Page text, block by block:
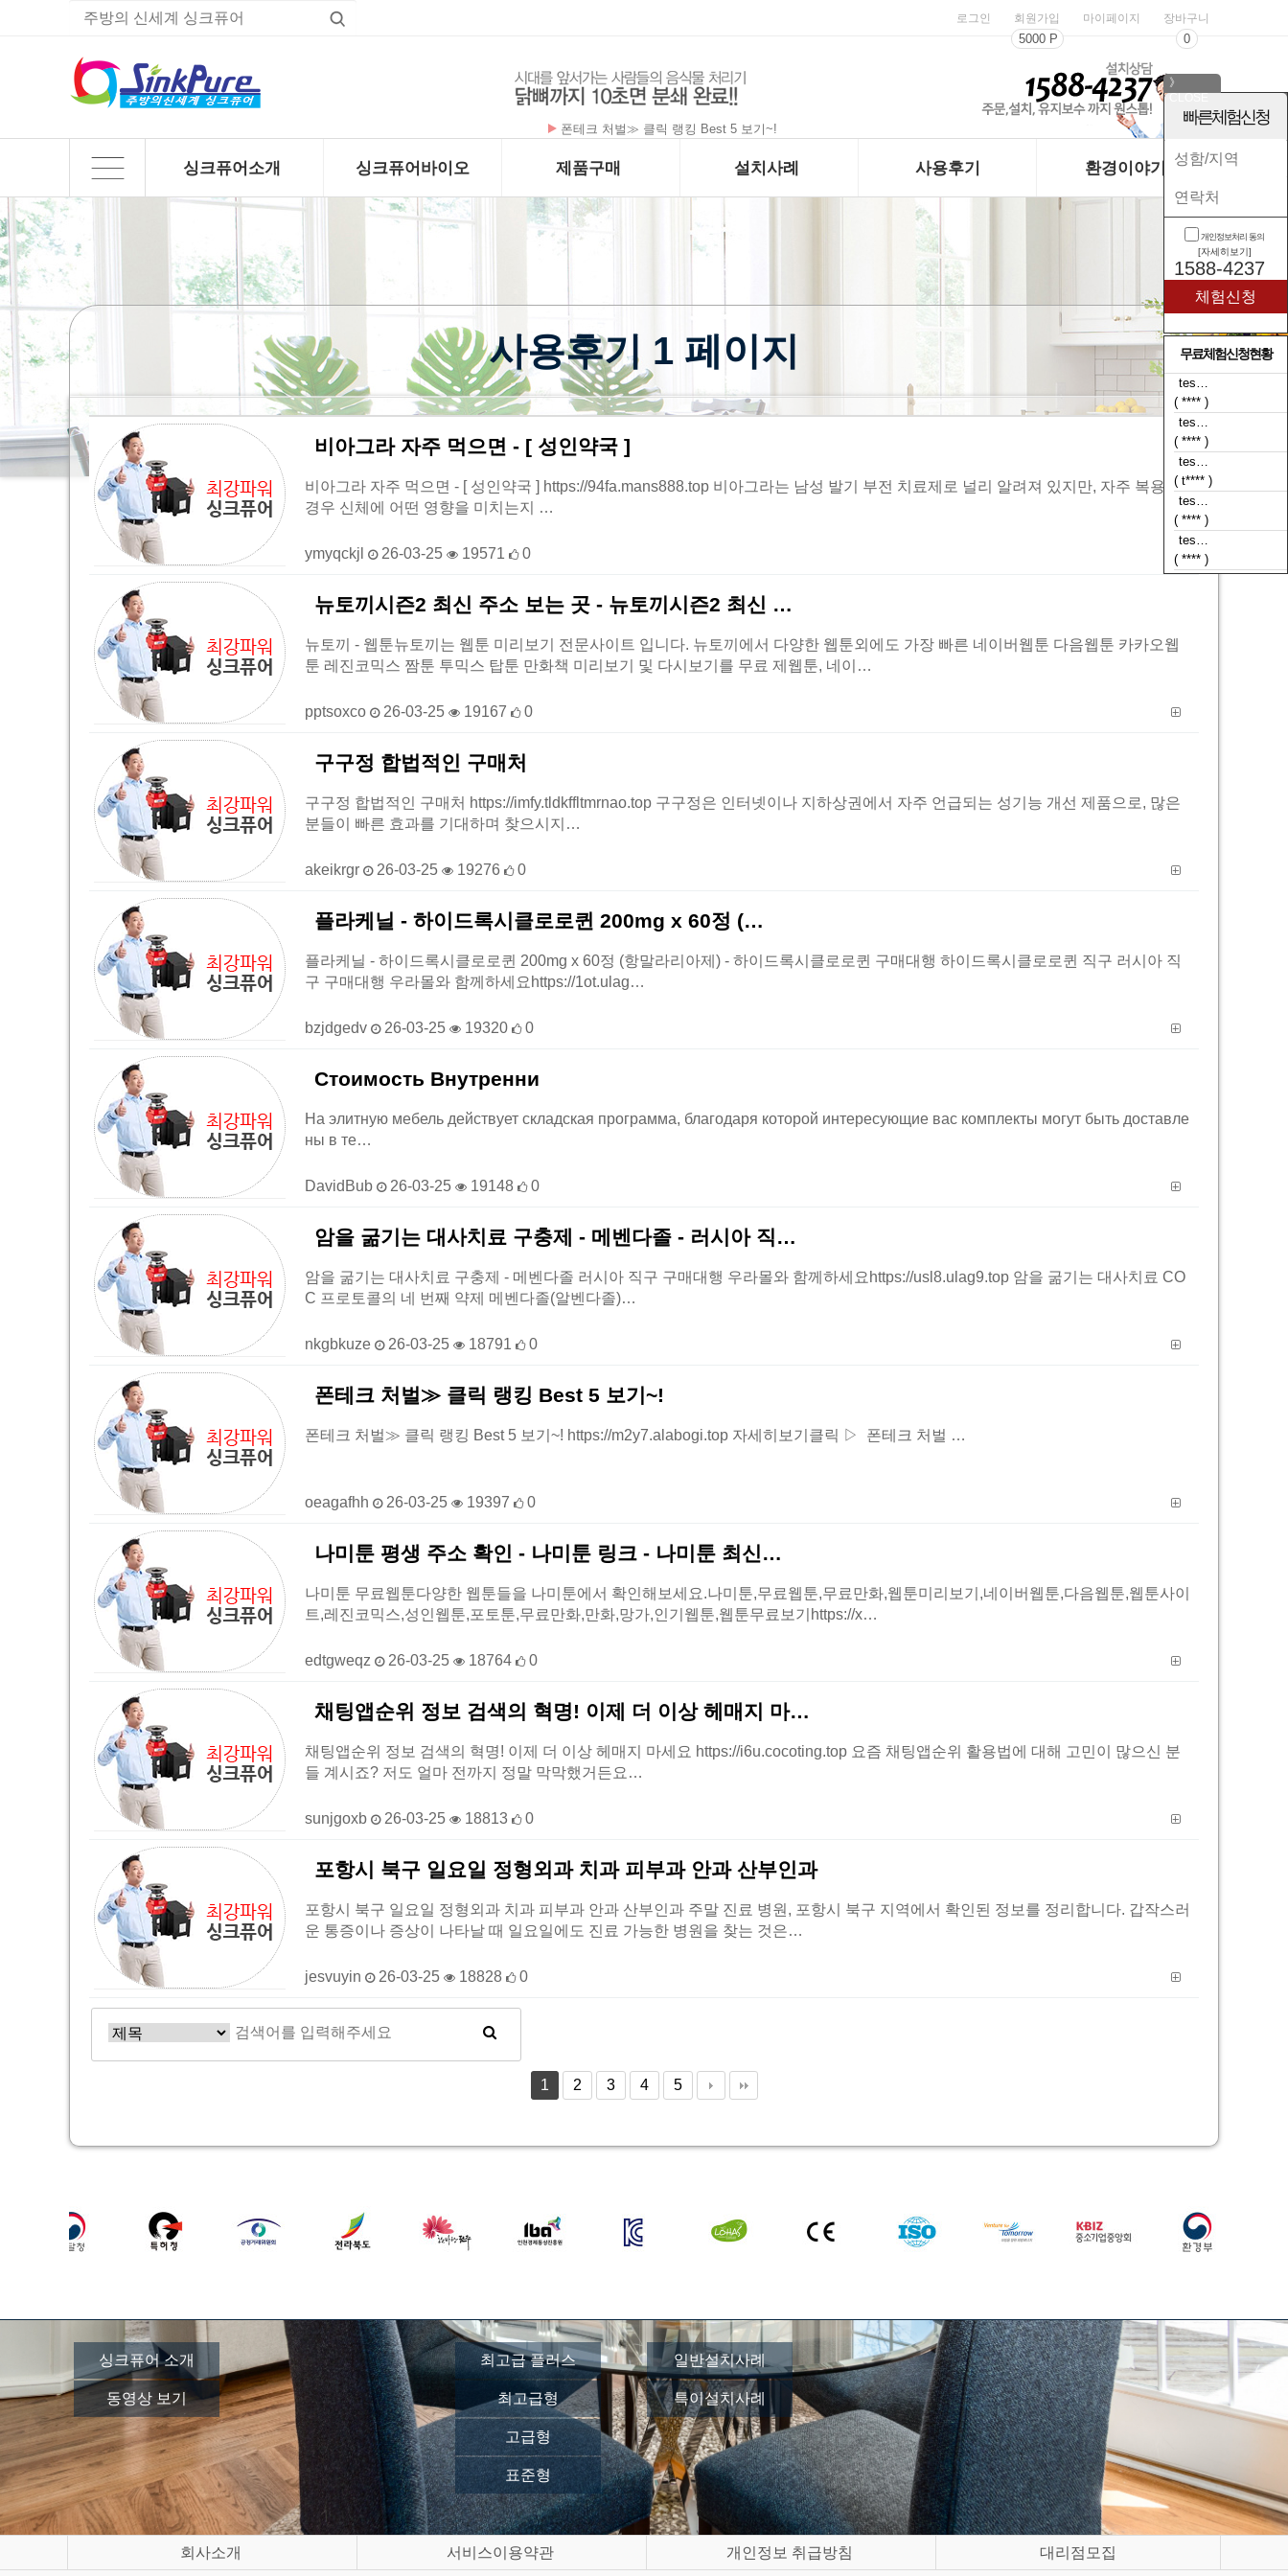
로그인 회원가입
5000 P
마이페이지 장바구니
0
폰테크 처벌≫ 클릭 랭킹 Best 5 보기~!
싱크퓨어소개 싱크퓨어바이오
제품구매
하위분류
설치사례
하위분류
사용후기 환경이야기
사용후기 1 페이지
비아그라 자주 먹으면 - [ 성인약국 ]
비아그라 자주 먹으면 - [ 성인약국 ] https://94fa.mans888.top 비아그라는 남성 발기 부전 치료제로 널리 알려져 있지만, 자주 복용할
경우 신체에 어떤 영향을 미치는지 …
ymyqckjl 26-03-25 19571 0
뉴토끼시즌2 최신 주소 보는 곳 - 뉴토끼시즌2 최신 …
뉴토끼 - 웹툰뉴토끼는 웹툰 미리보기 전문사이트 입니다. 뉴토끼에서 다양한 웹툰외에도 가장 빠른 네이버웹툰 다음웹툰 카카오웹
툰 레진코믹스 짬툰 투믹스 탑툰 만화책 미리보기 및 다시보기를 무료 제웹툰, 네이…
pptsoxco 26-03-25 19167 0
구구정 합법적인 구매처
구구정 합법적인 구매처 https://imfy.tldkffltmrnao.top 구구정은 인터넷이나 지하상권에서 자주 언급되는 성기능 개선 제품으로, 많은
분들이 빠른 효과를 기대하며 찾으시지…
akeikrgr 26-03-25 19276 0
플라케닐 - 하이드록시클로로퀸 200mg x 60정 (…
플라케닐 - 하이드록시클로로퀸 200mg x 60정 (항말라리아제) - 하이드록시클로로퀸 구매대행 하이드록시클로로퀸 직구 러시아 직
구 구매대행 우라몰와 함께하세요https://1ot.ulag…
bzjdgedv 26-03-25 19320 0
Стоимость Внутренни
На элитную мебель действует складская программа, благодаря которой интересующие вас комплекты могут быть доставле
ны в те…
DavidBub 26-03-25 19148 0
암을 굶기는 대사치료 구충제 - 메벤다졸 - 러시아 직…
암을 굶기는 대사치료 구충제 - 메벤다졸 러시아 직구 구매대행 우라몰와 함께하세요https://usl8.ulag9.top 암을 굶기는 대사치료 CO
C 프로토콜의 네 번째 약제 메벤다졸(알벤다졸)…
nkgbkuze 26-03-25 18791 0
폰테크 처벌≫ 클릭 랭킹 Best 5 보기~!
폰테크 처벌≫ 클릭 랭킹 Best 5 보기~! https://m2y7.alabogi.top 자세히보기클릭 ▷ 폰테크 처벌 …
oeagafhh 26-03-25 19397 0
나미툰 평생 주소 확인 - 나미툰 링크 - 나미툰 최신…
나미툰 무료웹툰다양한 웹툰들을 나미툰에서 확인해보세요.나미툰,무료웹툰,무료만화,웹툰미리보기,네이버웹툰,다음웹툰,웹툰사이
트,레진코믹스,성인웹툰,포토툰,무료만화,만화,망가,인기웹툰,웹툰무료보기https://x…
edtgweqz 26-03-25 18764 0
채팅앱순위 정보 검색의 혁명! 이제 더 이상 헤매지 마…
채팅앱순위 정보 검색의 혁명! 이제 더 이상 헤매지 마세요 https://i6u.cocoting.top 요즘 채팅앱순위 활용법에 대해 고민이 많으신 분
들 계시죠? 저도 얼마 전까지 정말 막막했거든요…
sunjgoxb 26-03-25 18813 0
포항시 북구 일요일 정형외과 치과 피부과 안과 산부인과
포항시 북구 일요일 정형외과 치과 피부과 안과 산부인과 주말 진료 병원, 포항시 북구 지역에서 확인된 정보를 정리합니다. 갑작스러
운 통증이나 증상이 나타날 때 일요일에도 진료 가능한 병원을 찾는 것은…
jesvuyin 26-03-25 18828 0
1 2 3 4 5
싱크퓨어 소개
동영상 보기
최고급 플러스
최고급형
고급형
표준형
일반설치사례
특이설치사례
회사소개 서비스이용약관 개인정보 취급방침 대리점모집
》
빠른체험신청
개인정보처리 동의
[자세히보기]
1588-4237
무료체험신청현황
tes…
( **** )
tes…
( **** )
tes…
( t**** )
tes…
( **** )
tes…
( **** )